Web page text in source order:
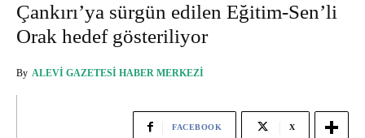
Çankırı’ya sürgün edilen Eğitim-Sen’li
Orak hedef gösteriliyor
By ALEVI GAZETESI HABER MERKEZI
FACEBOOK X